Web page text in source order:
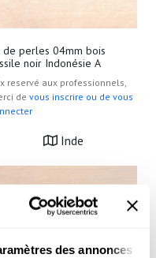
des annonces
de perles 04mm bois
noir Indonésie A
reservé aux professionnels,
de vous inscrire ou de vous
Inde